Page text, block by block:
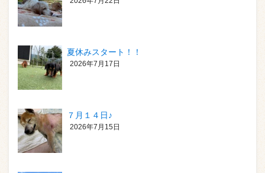
夏休みスタート！！
2026年7月17日
７月１４日♪
2026年7月15日